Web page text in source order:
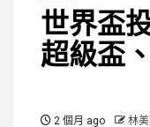
世界盃
超級盃
2 個月 ago 林